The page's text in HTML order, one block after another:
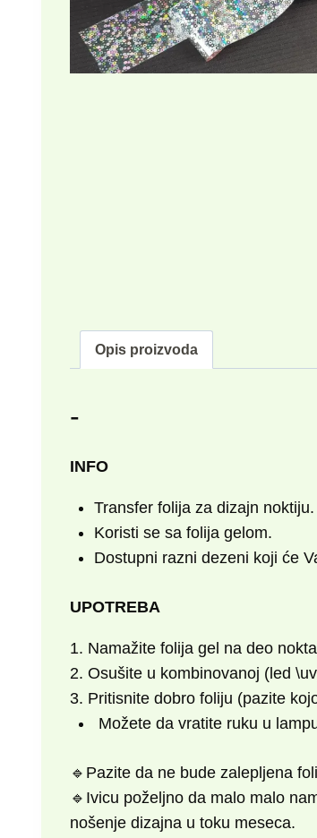
Opis proizvoda
-
INFO
Transfer folija za dizajn noktiju.
Koristi se sa folija gelom.
Dostupni razni dezeni koji će
UPOTREBA
1. Namažite folija gel na deo
2. Osušite u kombinovanoj (led
3. Pritisnite dobro foliju (pazite
Možete da vratite ruku u
🔹Pazite da ne bude zalepljena
🔹Ivicu poželjno da malo malo
nošenje dizajna u toku meseca.